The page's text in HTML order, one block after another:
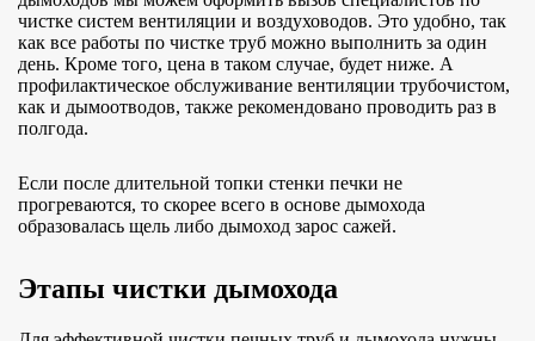
чистке систем вентиляции и воздуховодов. Это удобно, так
как все работы по чистке труб можно выполнить за один
день. Кроме того, цена в таком случае, будет ниже. А
профилактическое обслуживание вентиляции трубочистом,
как и дымоотводов, также рекомендовано проводить раз в
полгода.
Если после длительной топки стенки печки не
прогреваются, то скорее всего в основе дымохода
образовалась щель либо дымоход зарос сажей.
Этапы чистки дымохода